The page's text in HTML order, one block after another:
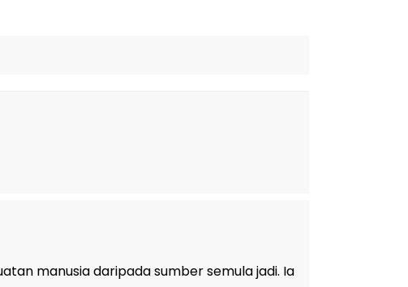
manusia daripada sumber semula jadi. Ia